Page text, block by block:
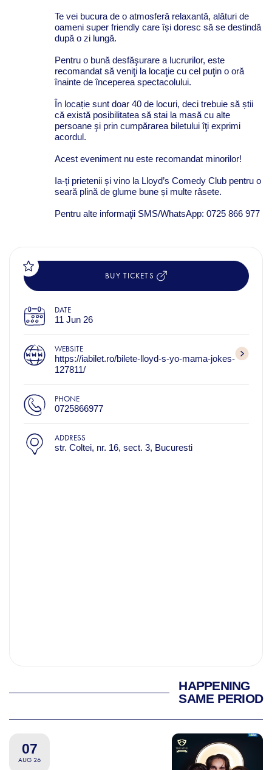
Te vei bucura de o atmosferă relaxantă, alături de
oameni super friendly care își doresc să se destindă
după o zi lungă.
Pentru o bună desfăşurare a lucrurilor, este
recomandat să veniţi la locaţie cu cel puţin o oră
înainte de începerea spectacolului.
În locație sunt doar 40 de locuri, deci trebuie să știi
că există posibilitatea să stai la masă cu alte
persoane şi prin cumpărarea biletului îţi exprimi
acordul.
Acest eveniment nu este recomandat minorilor!
Ia-ți prietenii și vino la Lloyd’s Comedy Club pentru o
seară plină de glume bune și multe râsete.
Pentru alte informaţii SMS/WhatsApp: 0725 866 977
BUY TICKETS
DATE
11 Jun 26
WEBSITE
https://iabilet.ro/bilete-lloyd-s-yo-mama-jokes-
127811/
PHONE
0725866977
ADDRESS
str. Coltei, nr. 16, sect. 3, Bucuresti
HAPPENING
SAME PERIOD
07
AUG 26